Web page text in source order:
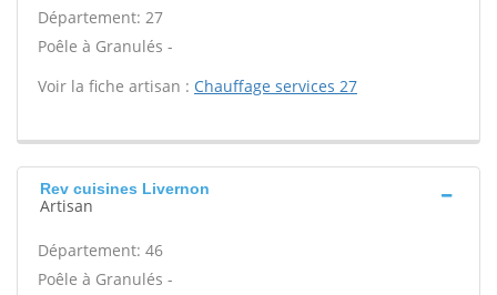
Département: 27
Poêle à Granulés -
Voir la fiche artisan : Chauffage services 27
Rev cuisines Livernon
Artisan
Département: 46
Poêle à Granulés -